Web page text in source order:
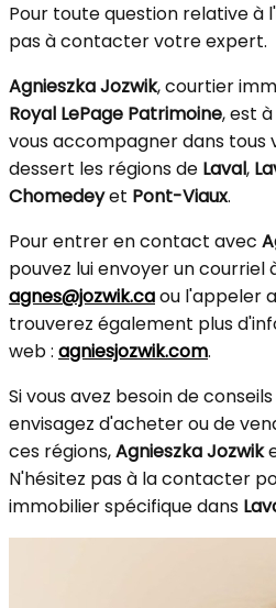
Pour toute question relative à
pas à contacter votre expert.
Agnieszka Jozwik, courtier
Royal LePage Patrimoine, est
vous accompagner dans tous
dessert les régions de Laval,
Chomedeyet Pont-Viaux.
Pour entrer en contact avec
pouvez lui envoyer un courriel
agnes@jozwik.caou l'appeler
trouverez également plus
web : agniesjozwik.com.
Si vous avez besoin de
envisagez d'acheter ou de
ces régions,Agnieszka Jozwik
N'hésitez pas à la contacter
immobilier spécifique dans